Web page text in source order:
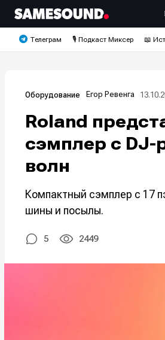
Телеграм 🎙️ Подкаст Миксер 📖
Оборудование Егор Ревенга
Roland
сэмплер с
волн
Компактный сэмплер с 17
шины и посылы.
5 2449